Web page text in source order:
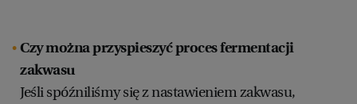
Czy można przyspieszyć proces fermentacji
zakwasu
Jeśli spóźniliśmy się z nastawieniem zakwasu,